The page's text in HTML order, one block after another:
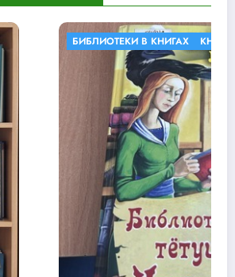
КНИЖНЫЕ ВЫСТАВКИ